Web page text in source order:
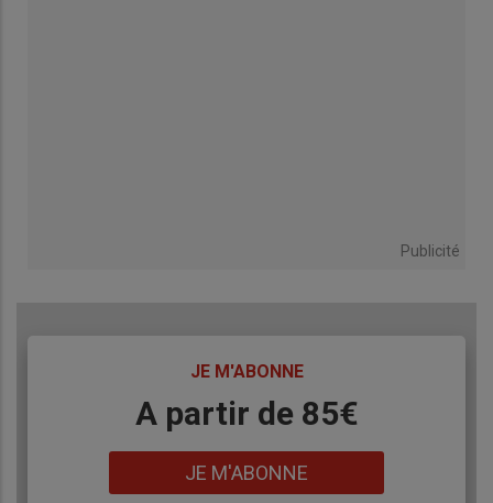
Publicité
JE M'ABONNE
A partir de 85€
JE M'ABONNE